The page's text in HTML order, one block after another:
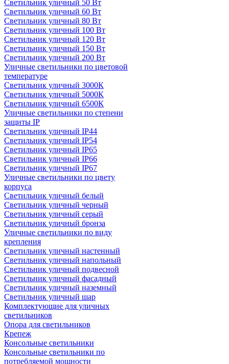
Светильник уличный 50 Вт
Светильник уличный 60 Вт
Светильник уличный 80 Вт
Светильник уличный 100 Вт
Светильник уличный 120 Вт
Светильник уличный 150 Вт
Светильник уличный 200 Вт
Уличные светильники по цветовой
температуре
Cветильник уличный 3000К
Cветильник уличный 5000К
Cветильник уличный 6500К
Уличные светильники по степени
защиты IP
Светильник уличный IP44
Светильник уличный IP54
Светильник уличный IP65
Светильник уличный IP66
Светильник уличный IP67
Уличные светильники по цвету
корпуса
Светильник уличный белый
Светильник уличный черный
Светильник уличный серый
Светильник уличный бронза
Уличные светильники по виду
крепления
Светильник уличный настенный
Светильник уличный напольный
Светильник уличный подвесной
Светильник уличный фасадный
Светильник уличный наземный
Cветильник уличный шар
Комплектующие для уличных
светильников
Опора для светильников
Крепеж
Консольные светильники
Консольные светильники по
потребляемой мощности